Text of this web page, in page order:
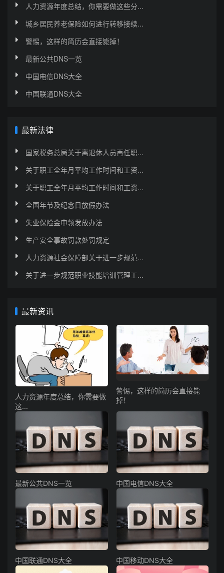
人力资源年度总结，你需要做这些分...
城乡居民养老保险如何进行转移接续...
警惕，这样的简历会直接毙掉！
最新公共DNS一览
中国电信DNS大全
中国联通DNS大全
最新法律
国家税务总局关于离退休人员再任职...
关于职工全年月平均工作时间和工资...
关于职工全年月平均工作时间和工资...
全国年节及纪念日放假办法
失业保险金申领发放办法
生产安全事故罚款处罚规定
人力资源社会保障部关于进一步规范...
关于进一步规范职业技能培训管理工...
最新资讯
人力资源年度总结，你需要做
这...
警惕，这样的简历会直接毙
掉！
最新公共DNS一览 中国电信DNS大全
中国联通DNS大全 中国移动DNS大全